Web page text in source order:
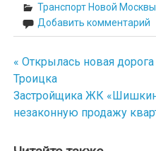
Транспорт Новой Москвы
Добавить комментарий
Навигация
по
записям
« Открылась новая
Троицка
Застройщика ЖК «Шишкин
незаконную продажу